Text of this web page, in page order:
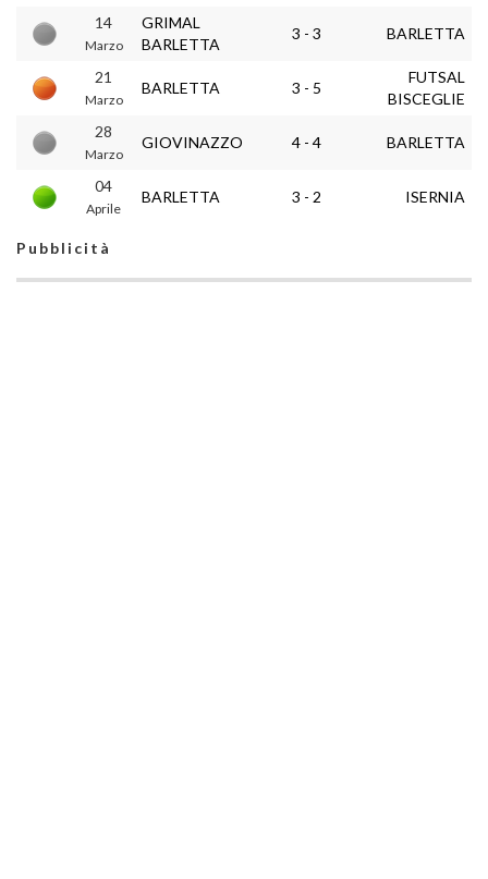
14
Marzo
GRIMAL
BARLETTA
3 - 3 BARLETTA
21
Marzo
BARLETTA 3 - 5
FUTSAL
BISCEGLIE
28
Marzo
GIOVINAZZO 4 - 4 BARLETTA
04
Aprile
BARLETTA 3 - 2 ISERNIA
Pubblicità